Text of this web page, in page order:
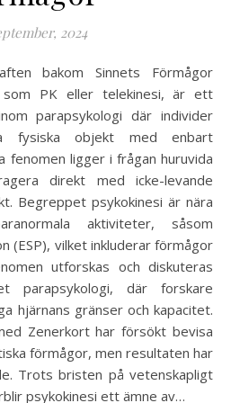
2024
som PK eller telekinesi, är ett
parapsykologi där individer
fysiska objekt med enbart
fenomen ligger i frågan huruvida
direkt med icke-levande
Begreppet psykokinesi är nära
aktiviteter, såsom
(ESP), vilket inkluderar förmågor
utforskas och diskuteras
parapsykologi, där forskare
hjärnans gränser och kapacitet.
Zenerkort har försökt bevisa
förmågor, men resultaten har
Trots bristen på vetenskapligt
psykokinesi ett ämne av…